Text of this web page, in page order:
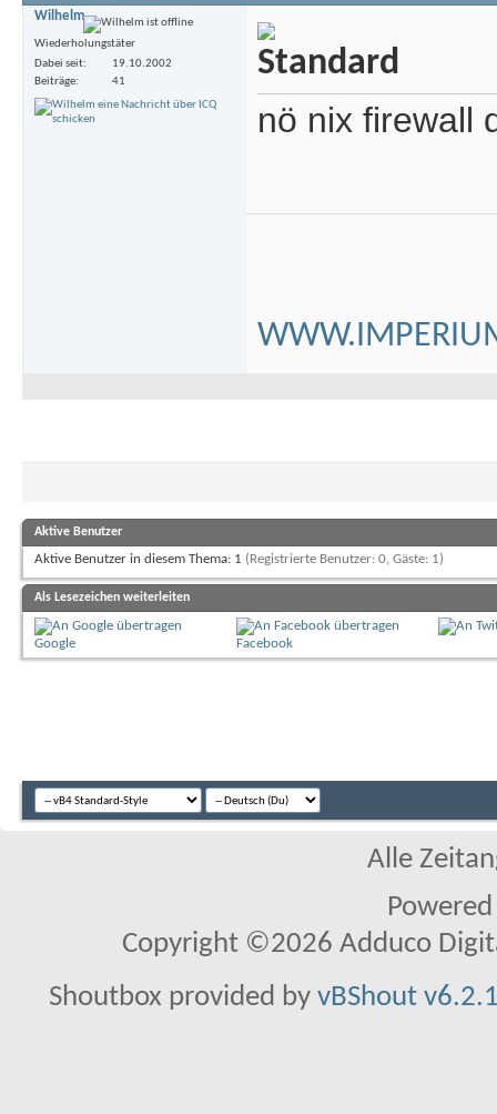
Wilhelm
Wiederholungstäter
Dabei seit
19.10.2002
Beiträge
41
nö nix firewall
Aktive Benutzer
Aktive Benutzer in diesem Thema: 1 (Registrierte Benutzer: 0, Gäste: 1)
Als Lesezeichen weiterleiten
Google Facebook
Alle
Copyright ©2026 Adduco
Shoutbox provided by vBShout